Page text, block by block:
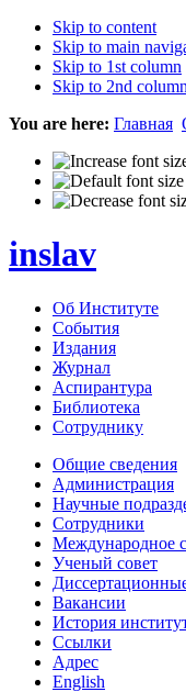
Skip to content
Skip to main
Skip to 1st column
Skip to 2nd column
You are here: Главная
inslav
Об Институте
События
Издания
Журнал
Аспирантура
Библиотека
Сотруднику
Общие сведения
Администрация
Научные
Сотрудники
Международное
Ученый совет
Вакансии
История
Ссылки
Адрес
English